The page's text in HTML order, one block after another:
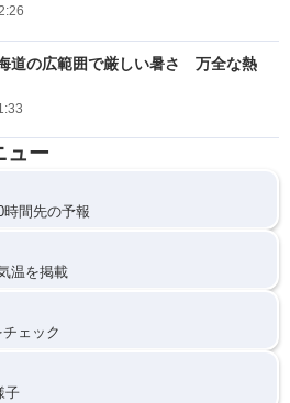
道の広範囲で厳しい暑さ 万全な熱
ュー
間先の予報
温を掲載
ェック
子